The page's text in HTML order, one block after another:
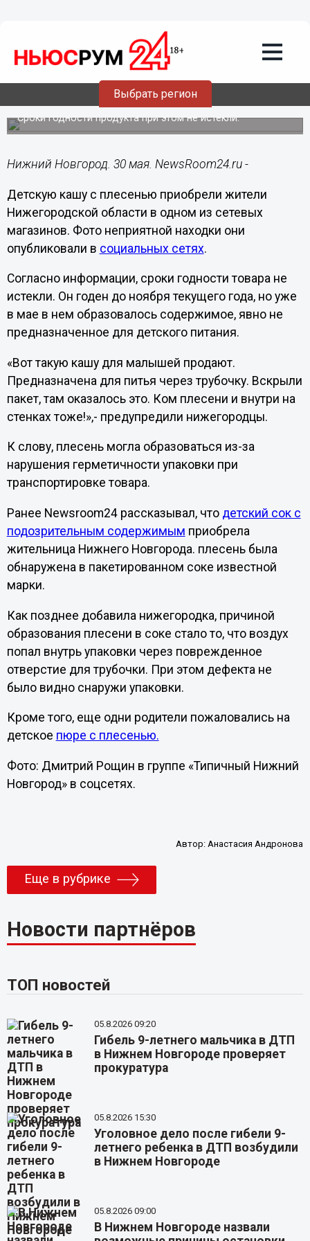
Выбрать регион
30.05.202210:08
Детская каша с плесенью продавалась
в Нижегородской области
Сроки годности продукта при этом не истекли.
Нижний Новгород. 30 мая. NewsRoom24.ru -
Детскую кашу с плесенью приобрели жители
Нижегородской области в одном из сетевых
магазинов. Фото неприятной находки они
опубликовали в социальных сетях.
Согласно информации, сроки годности товара не
истекли. Он годен до ноября текущего года, но уже
в мае в нем образовалось содержимое, явно не
предназначенное для детского питания.
«Вот такую кашу для малышей продают.
Предназначена для питья через трубочку. Вскрыли
пакет, там оказалось это. Ком плесени и внутри на
стенках тоже!»,- предупредили нижегородцы.
К слову, плесень могла образоваться из-за
нарушения герметичности упаковки при
транспортировке товара.
Ранее Newsroom24 рассказывал, что детский сок с
подозрительным содержимым приобрела
жительница Нижнего Новгорода. плесень была
обнаружена в пакетированном соке известной
марки.
Как позднее добавила нижегородка, причиной
образования плесени в соке стало то, что воздух
попал внутрь упаковки через поврежденное
отверстие для трубочки. При этом дефекта не
было видно снаружи упаковки.
Кроме того, еще одни родители пожаловались на
детское пюре с плесенью.
Фото: Дмитрий Рощин в группе «Типичный Нижний
Новгород» в соцсетях.
Автор: Анастасия Андронова
Еще в рубрике
Новости партнёров
ТОП новостей
05.8.2026 09:20
Гибель 9-летнего мальчика в ДТП
в Нижнем Новгороде проверяет
прокуратура
05.8.2026 15:30
Уголовное дело после гибели 9-
летнего ребенка в ДТП возбудили
в Нижнем Новгороде
05.8.2026 09:00
В Нижнем Новгороде назвали